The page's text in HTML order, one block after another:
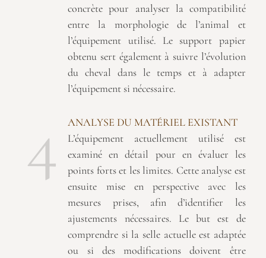
concrète pour analyser la compatibilité
entre la morphologie de l’animal et
l’équipement utilisé. Le support papier
obtenu sert également à suivre l’évolution
du cheval dans le temps et à adapter
l’équipement si nécessaire.
4
ANALYSE DU MATÉRIEL EXISTANT
L’équipement actuellement utilisé est
examiné en détail pour en évaluer les
points forts et les limites. Cette analyse est
ensuite mise en perspective avec les
mesures prises, afin d’identifier les
ajustements nécessaires. Le but est de
comprendre si la selle actuelle est adaptée
ou si des modifications doivent être